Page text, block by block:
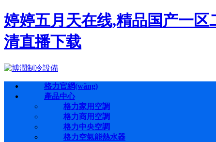
婷婷五月天在线,精品国产一
清直播下载
格力官網(wǎng)
產品中心
格力家用空調
格力商用空調
格力中央空調
格力空氣能熱水器